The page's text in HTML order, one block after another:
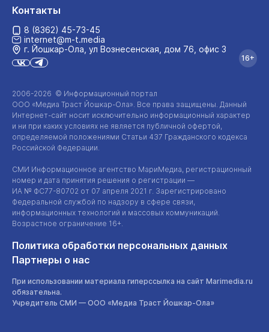
2006-2026 © Информационный портал
ООО «Медиа Траст Йошкар-Ола». Все права защищены. Данный
Интернет-сайт носит исключительно информационный характер
и ни при каких условиях не является публичной офертой,
определяемой положениями Статьи 437 Гражданского кодекса
Российской Федерации.
СМИ Информационное агентство МариМедиа, регистрационный
номер и дата принятия решения о регистрации —
ИА № ФС77-80702 от 07 апреля 2021 г. Зарегистрировано
Федеральной службой по надзору в сфере связи,
информационных технологий и массовых коммуникаций.
Возрастное ограничение 16+.
Политика обработки персональных данных
Партнеры о нас
При использовании материала гиперссылка на сайт Marimedia.ru
обязательна.
Учредитель СМИ — ООО «Медиа Траст Йошкар-Ола»
Контакты
8 (8362) 45-73-45
internet@m-t.media
г. Йошкар‑Ола, ул Вознесенская, дом 76, офис 3
16+